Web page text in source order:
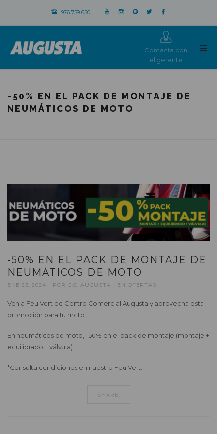
976 759 650
Contacta con
el gerente
-50% EN EL PACK DE MONTAJE DE
NEUMÁTICOS DE MOTO
-50% EN EL PACK DE MONTAJE DE
NEUMÁTICOS DE MOTO
ENE 23, 2024 POR C.C. AUGUSTA EN OFERTAS
Ven a Feu Vert de Centro Comercial Augusta y aprovecha esta
promoción para tu moto.
En neumáticos de moto, -50% en el pack de montaje (montaje +
equilibrado + válvula).
*Consulta condiciones en nuestro Feu Vert.
SHARE: